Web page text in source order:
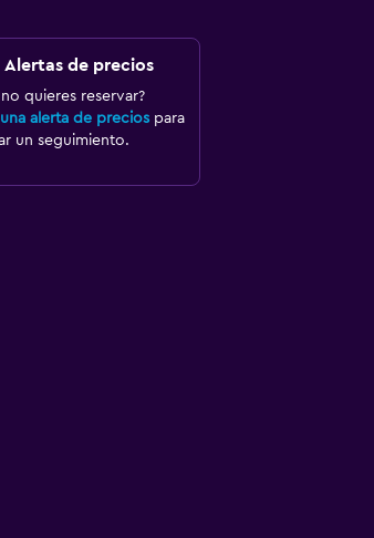
Alertas de precios
quieres reservar?
alerta de preciospara
un seguimiento.